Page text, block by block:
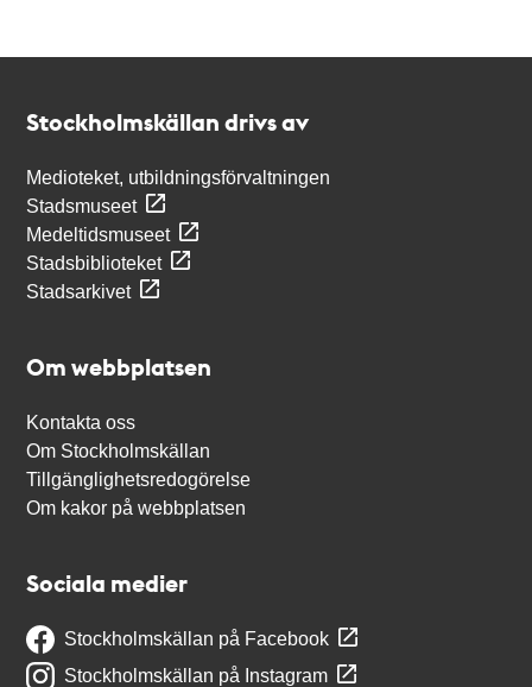
Stockholmskällan drivs av
Medioteket, utbildningsförvaltningen
Stadsmuseet
Medeltidsmuseet
Stadsbiblioteket
Stadsarkivet
Om webbplatsen
Kontakta oss
Om Stockholmskällan
Tillgänglighetsredogörelse
Om kakor på webbplatsen
Sociala medier
Stockholmskällan på Facebook
Stockholmskällan på Instagram